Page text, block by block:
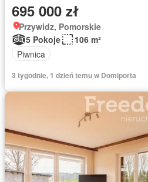
695 000 zł
Przywidz, Pomorskie
5 Pokoje
106 m²
Piwnica
3 tygodnie, 1 dzień temu w Domiporta